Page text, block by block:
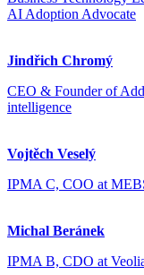
AI Adoption Advocate
Jindřich Chromý
CEO & Founder of
intelligence
Vojtěch Veselý
IPMA C, COO at
Michal Beránek
IPMA B, CDO at